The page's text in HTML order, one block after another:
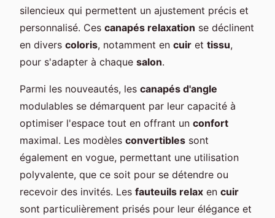
silencieux qui permettent un ajustement précis et
personnalisé. Ces canapés relaxation se déclinent
en divers coloris, notamment en cuir et tissu,
pour s'adapter à chaque salon.
Parmi les nouveautés, les canapés d'angle
modulables se démarquent par leur capacité à
optimiser l'espace tout en offrant un confort
maximal. Les modèles convertibles sont
également en vogue, permettant une utilisation
polyvalente, que ce soit pour se détendre ou
recevoir des invités. Les fauteuils relax en cuir
sont particulièrement prisés pour leur élégance et